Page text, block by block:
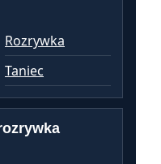
Rozrywka
Taniec